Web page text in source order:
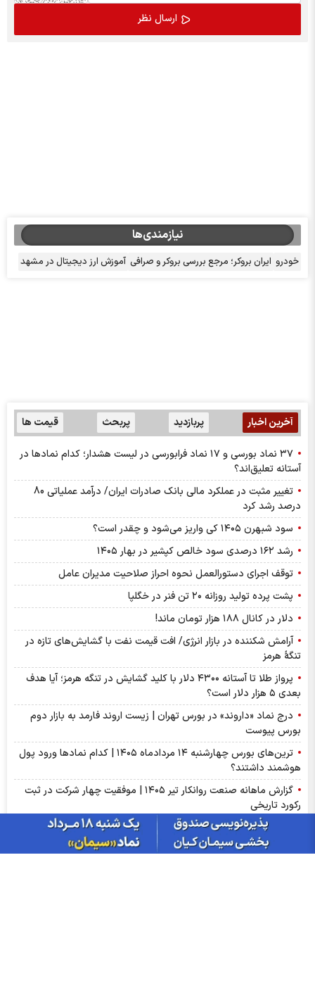
نیازمندی‌ها
خودرو ایران بروکر؛ مرجع بررسی بروکر و صرافی آموزش ارز دیجیتال در مشهد
آخرین اخبار پربازدید پربحث قیمت ها
۳۷ نماد بورسی و ۱۷ نماد فرابورسی در لیست هشدار؛ کدام نماد‌ها در
آستانه تعلیق‌اند؟
تغییر مثبت در عملکرد مالی بانک صادرات ایران/ درآمد عملیاتی 80
درصد رشد کرد
سود شبهرن ۱۴۰۵ کی واریز می‌شود و چقدر است؟
رشد ۱۶۲ درصدی سود خالص کپشیر در بهار ۱۴۰۵
توقف اجرای دستورالعمل نحوه احراز صلاحیت مدیران عامل
پشت پرده تولید روزانه ۲۰ تن فنر در خگلپا
دلار در کانال ۱۸۸ هزار تومان ماند!
آرامش شکننده در بازار انرژی/ افت قیمت نفت با گشایش‌های تازه در
تنگۀ هرمز
پرواز طلا تا آستانه ۴۳۰۰ دلار با کلید گشایش در تنگه هرمز؛ آیا هدف
بعدی ۵ هزار دلار است؟
درج نماد «داروند» در بورس تهران | زیست اروند فارمد به بازار دوم
بورس پیوست
ترین‌های بورس چهارشنبه ۱۴ مردادماه ۱۴۰۵ | کدام نماد‌ها ورود پول
هوشمند داشتند؟
گزارش ماهانه صنعت روانکار تیر ۱۴۰۵ | موفقیت چهار شرکت در ثبت
رکورد تاریخی
پذیره‌نویسی صندوق نقره «سیان» از ۱۸ مرداد | جزئیات یازدهمین
صندوق نقره بورس کالا